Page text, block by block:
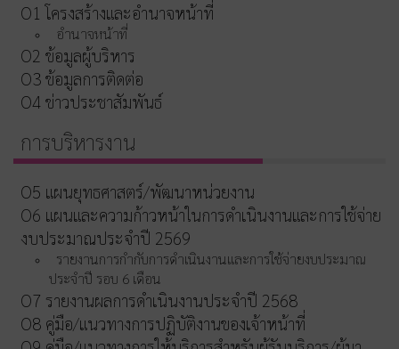
O1 โครงสร้างและอำนาจหน้าที่
อำนาจหน้าที่
O2 ข้อมูลผู้บริหาร
O3 ข้อมูลการติดต่อ
O4 ข่าวประชาสัมพันธ์
การบริหารงาน
O5 แผนยุทธศาสตร์/พัฒนาหน่วยงาน
O6 แผนและความก้าวหน้าในการดำเนินงานและการใช้จ่าย
งบประมาณประจำปี 2569
รายงานการกำกับการดำเนินงานและการใช้จ่ายงบประมาณ
ประจำปี รอบ 6 เดือน
O7 รายงานผลการดำเนินงานประจำปี 2568
O8 คู่มือ/แนวทางการปฏิบัติงานของเจ้าหน้าที่